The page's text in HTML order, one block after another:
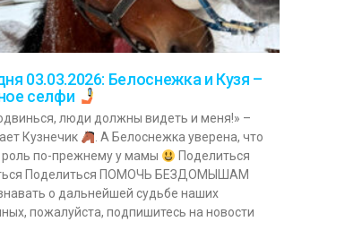
03.03.2026: Белоснежка и Кузя –
селфи
люди должны видеть и меня!» –
Кузнечик
. А Белоснежка уверена, что
роль по-прежнему у мамы
Поделиться
Поделиться ПОМОЧЬ БЕЗДОМЫШАМ
о дальнейшей судьбе наших
пожалуйста, подпишитесь на новости